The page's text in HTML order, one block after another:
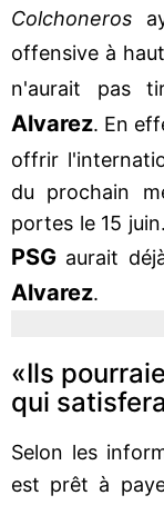
Colchoneros
offensive à
n'aurait pas
Alvarez. En
offrir
du prochain
portes le 15
PSG aurait
Alvarez.
«Ils
qui
Selon les
est prêt à